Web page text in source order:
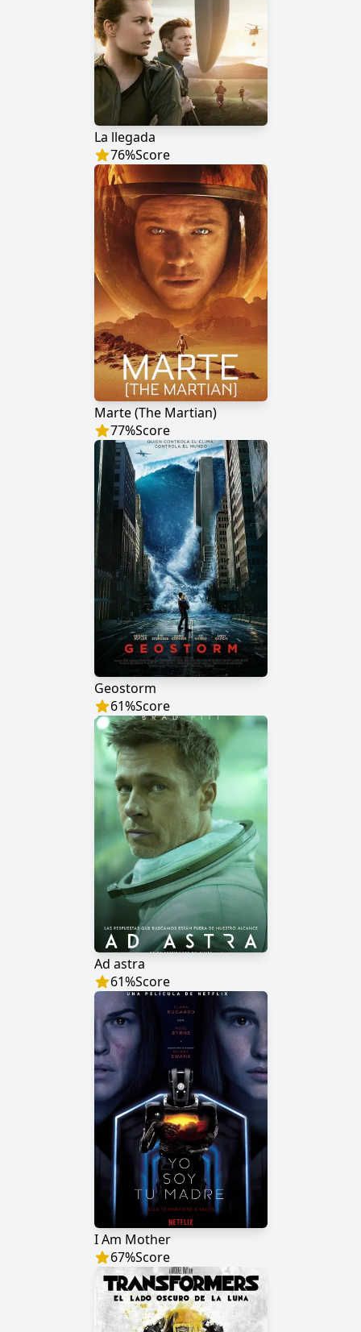
La llegada
76%Score
Marte (The Martian)
77%Score
Geostorm
61%Score
Ad astra
61%Score
I Am Mother
67%Score